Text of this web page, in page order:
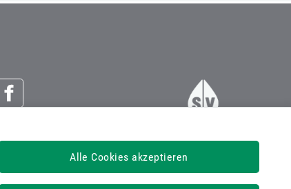
Alle Cookies akzeptieren
Österreichische Sozialversicherung
Dachverband der Sozialversicherungsträger